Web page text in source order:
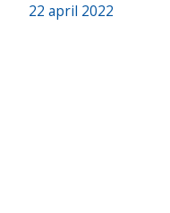
22 april 2022